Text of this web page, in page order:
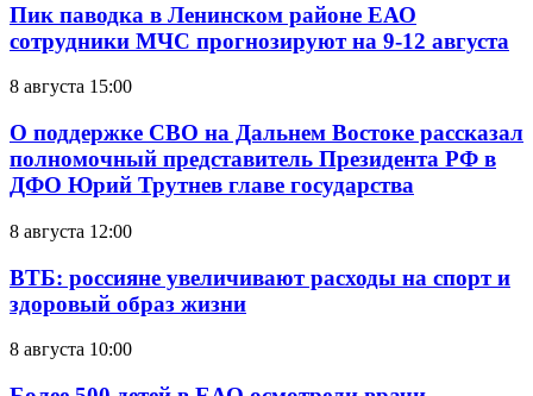
Пик паводка в Ленинском районе ЕАО
сотрудники МЧС прогнозируют на 9-12 августа
8 августа 15:00
О поддержке СВО на Дальнем Востоке рассказал
полномочный представитель Президента РФ в
ДФО Юрий Трутнев главе государства
8 августа 12:00
ВТБ: россияне увеличивают расходы на спорт и
здоровый образ жизни
8 августа 10:00